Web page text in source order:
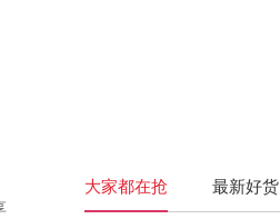
大家都在抢 最新好货